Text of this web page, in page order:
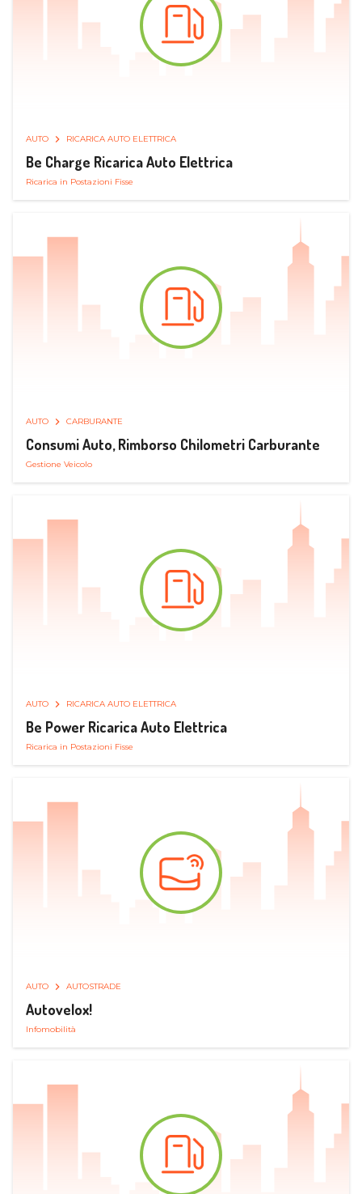
AUTO RICARICA AUTO ELETTRICA
Be Charge Ricarica Auto Elettrica
Ricarica in Postazioni Fisse
AUTO CARBURANTE
Consumi Auto, Rimborso Chilometri Carburante
Gestione Veicolo
AUTO RICARICA AUTO ELETTRICA
Be Power Ricarica Auto Elettrica
Ricarica in Postazioni Fisse
AUTO AUTOSTRADE
Autovelox!
Infomobilità